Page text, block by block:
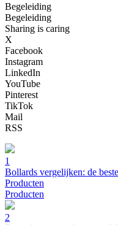
Begeleiding
Begeleiding
Sharing is caring
X
Facebook
Instagram
LinkedIn
YouTube
Pinterest
TikTok
Mail
RSS
1
Bollards vergelijken: de
Producten
Producten
2